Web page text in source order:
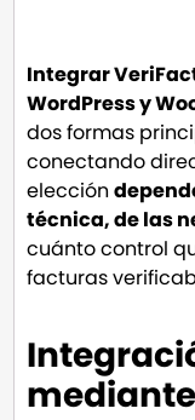
Integrar
WordPress y
dos formas
conectando
elección
técnica, de las
cuánto control
facturas